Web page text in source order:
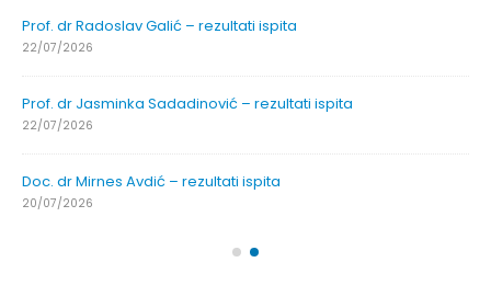
Prof. dr Radoslav Galić – rezultati ispita
22/07/2026
Prof. dr Jasminka Sadadinović – rezultati ispita
22/07/2026
Doc. dr Mirnes Avdić – rezultati ispita
20/07/2026